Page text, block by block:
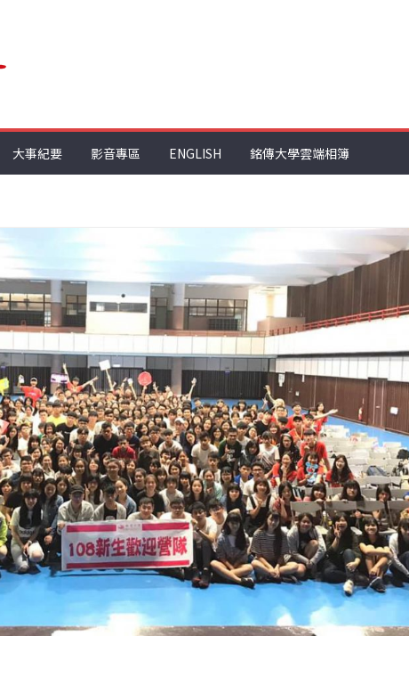
大事紀要 影音專區 ENGLISH 銘傳大學雲端相簿